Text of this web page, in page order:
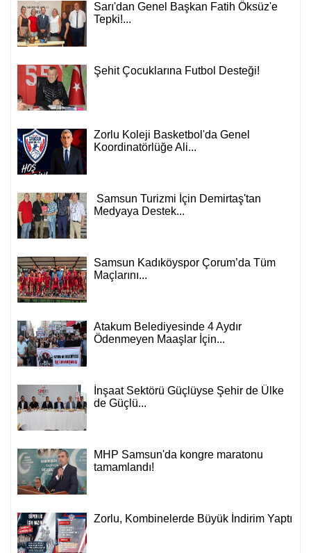
Sarı'dan Genel Başkan Fatih Öksüz'e
Tepki!...
Şehit Çocuklarına Futbol Desteği!
Zorlu Koleji Basketbol'da Genel
Koordinatörlüğe Ali...
Samsun Turizmi İçin Demirtaş'tan
Medyaya Destek...
Samsun Kadıköyspor Çorum’da Tüm
Maçlarını...
Atakum Belediyesinde 4 Aydır
Ödenmeyen Maaşlar İçin...
İnşaat Sektörü Güçlüyse Şehir de Ülke
de Güçlü...
MHP Samsun'da kongre maratonu
tamamlandı!
Zorlu, Kombinelerde Büyük İndirim Yaptı